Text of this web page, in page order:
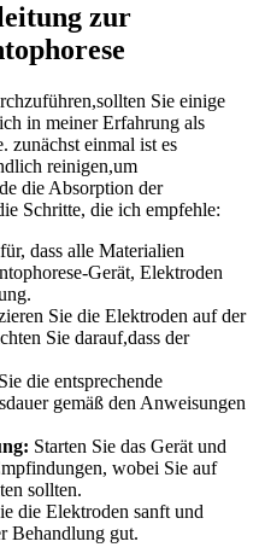
zur
Sie einige
in meiner Erfahrung als
zunächst einmal ist es
reinigen,um
die⁤ Absorption​ der
Schritte, die ich ‌empfehle:
dass alle Materialien
Gerät, Elektroden
Sie die Elektroden auf der
Sie darauf,dass der
die entsprechende
gemäß den Anweisungen
Starten Sie das Gerät und
wobei ‍Sie auf
sollten.
die ‌Elektroden sanft und
Behandlung gut.